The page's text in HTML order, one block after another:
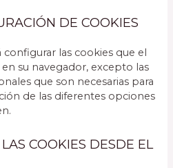
DE COOKIES
las cookies que el
su navegador, excepto las
que son necesarias para
de las diferentes opciones
COOKIES DESDE EL